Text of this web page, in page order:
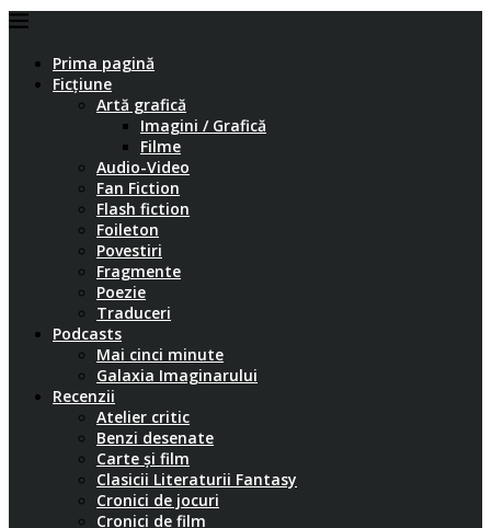
Prima pagină
Ficțiune
Artă grafică
Imagini / Grafică
Filme
Audio-Video
Fan Fiction
Flash fiction
Foileton
Povestiri
Fragmente
Poezie
Traduceri
Podcasts
Mai cinci minute
Galaxia Imaginarului
Recenzii
Atelier critic
Benzi desenate
Carte și film
Clasicii Literaturii Fantasy
Cronici de jocuri
Cronici de film